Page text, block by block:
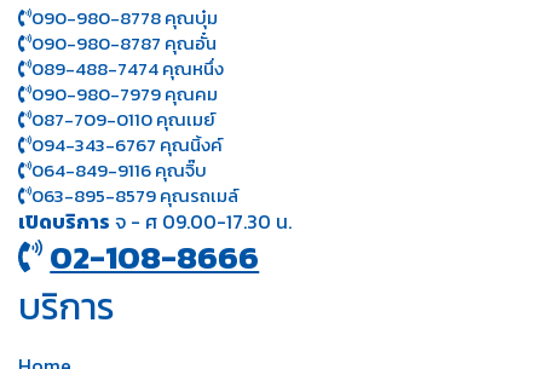
090-980-8778 คุณบุ๋ม
090-980-8787 คุณอั๋น
089-488-7474 คุณหนึ่ง
090-980-7979 คุณคม
087-709-0110 คุณเมย์
094-343-6767 คุณนิ้งค์
064-849-9116 คุณจิ๊บ
063-895-8 579คุณรถเมล์
เปิดบริการ จ - ศ 09.00-17.30 น.
02-108-8666
บริการ